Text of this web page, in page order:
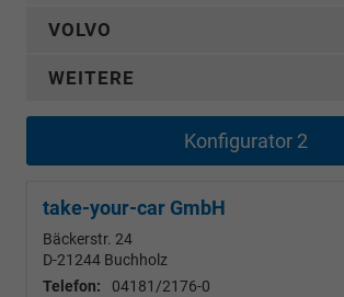
VOLVO
WEITERE
Konfigurator 2
take-your-car GmbH
Bäckerstr. 24
D-21244 Buchholz
Telefon:
04181/2176-0